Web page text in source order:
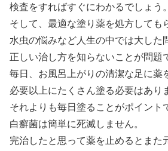
検査をすればすぐにわかるでしょう。
そして、最適な塗り薬を処方しても
水虫の悩みなど人生の中では大した
正しい治し方を知らないことが問題
毎日、お風呂上がりの清潔な足に薬
必要以上にたくさん塗る必要はあり
それよりも毎日塗ることがポイント
白癬菌は簡単に死滅しません。
完治したと思って薬を止めるとまた